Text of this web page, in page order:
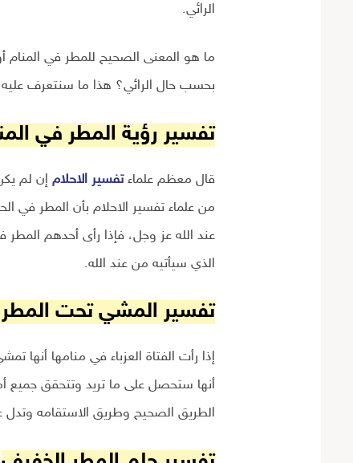
الرائي.
ما هو المعنى الصحيح للمطر في المنام
بحسب حال الرائي؟ هذا ما سنتعرف
تفسير رؤية المطر في
قال معظم علماءتفسير الاحلامإن لم
من علماء تفسير الاحلام بأن المطر في
عند الله عز وجل، فإذا رأى أحدهم
الذي سيأتيه من عند الله.
تفسير المشي تحت المطر
إذا رأت الفتاة العزباء في منامها أنها
أنها ستحصل على ما تريد وتتحقق جميع
الطريق الصحيح وطريق الاستقامه